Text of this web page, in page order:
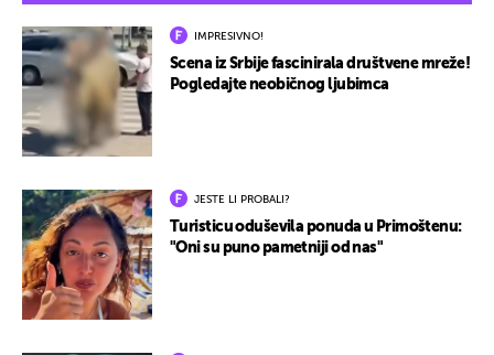
IMPRESIVNO!
Scena iz Srbije fascinirala društvene mreže!
Pogledajte neobičnog ljubimca
JESTE LI PROBALI?
Turisticu oduševila ponuda u Primoštenu:
"Oni su puno pametniji od nas"